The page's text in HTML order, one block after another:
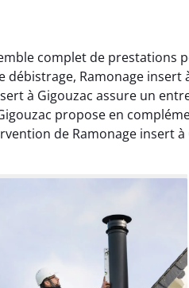
complet de prestations
Ramonage insert
à Gigouzac assure un
propose en
de Ramonage insert
Benoît Lavigne
Travail efficace, propre et
mauvaise surprise. Je